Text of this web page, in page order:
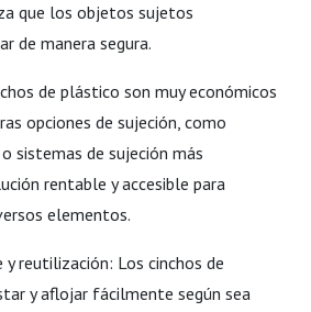
que los objetos sujetos
de manera segura.
de plástico son muy económicos
opciones de sujeción, como
sistemas de sujeción más
rentable y accesible para
elementos.
reutilización: Los cinchos de
y aflojar fácilmente según sea